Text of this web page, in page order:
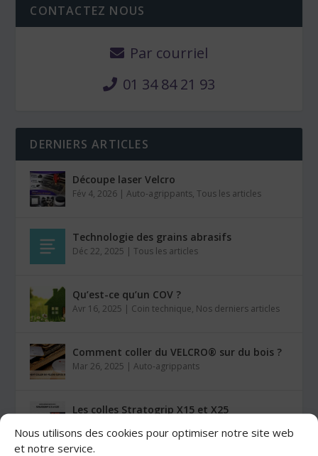
Nous utilisons des cookies pour optimiser notre site web
et notre service.
CONTACTEZ NOUS
Par courriel
01 34 84 21 93
DERNIERS ARTICLES
Découpe laser Velcro
Fév 4, 2026 |Auto-agrippants,Tous les articles
Technologie des grains abrasifs
Déc 22, 2025 |Tous les articles
Qu’est-ce qu’un COV ?
Avr 16, 2025 | Coin technique, Nos derniers articles
Comment coller du VELCRO® sur du bois ?
Mar 26, 2025 |Auto-agrippants
Les colles Stratogrip X15 et X25